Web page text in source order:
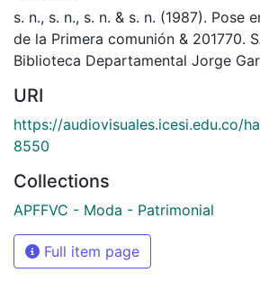
s. n., s. n., s. n. & s. n. (1987). Pose
de la Primera comunión & 201770.
Biblioteca Departamental Jorge
URI
https://audiovisuales.icesi.edu.co/
8550
Collections
APFFVC - Moda - Patrimonial
Full item page